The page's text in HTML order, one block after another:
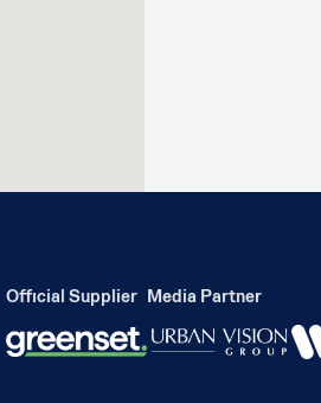
Official Supplier Media Partner